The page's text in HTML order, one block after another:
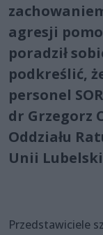
agresji
poradził
podkreślić,
personel
dr Grzegorz
Oddziału
Unii
Przedstawiciele